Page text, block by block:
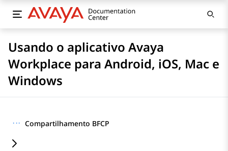
Usando o aplicativo Avaya
Workplace para Android, iOS, Mac e
Windows
··· Compartilhamento BFCP